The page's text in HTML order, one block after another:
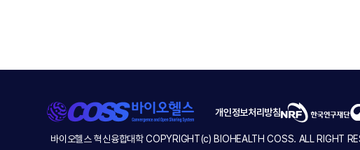
개인정보처리방침
바이오헬스 혁신융합대학 COPYRIGHT(c) BIOHEALTH COSS. ALL RIGHT